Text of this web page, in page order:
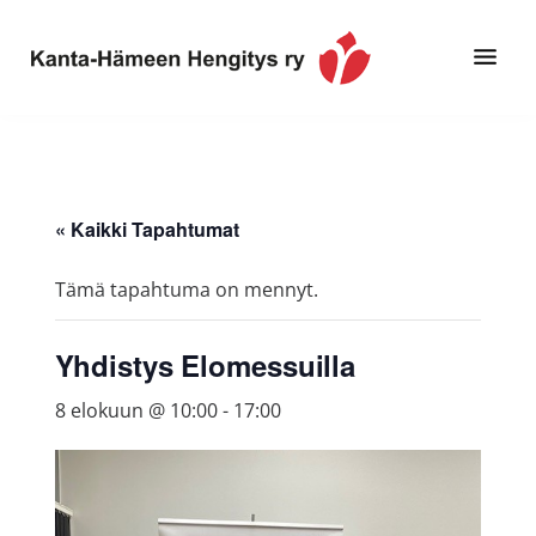
pääsisältöön
alatunnisteeseen
Hengitys
erityisesti
sinua
keuhkoahtaumatauti,uniapnea,
muut
sisäilma
« Kaikki Tapahtumat
Tämä tapahtuma on mennyt.
Yhdistys Elomessuilla
8 elokuun @ 10:00- 17:00